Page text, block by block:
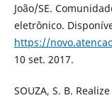
João/SE.
eletrônico.
https://
10 set. 2017.
SOUZA, S. B.